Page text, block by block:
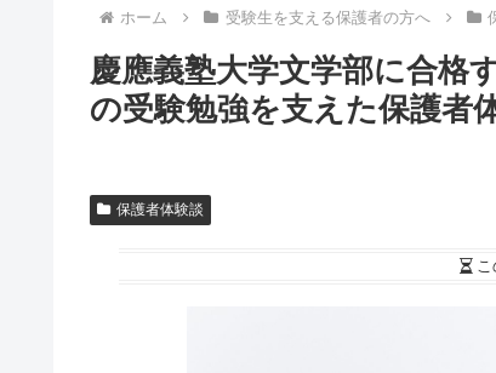
ホーム 受験生を支える保護者の方へ
慶應義塾大学文学部に合格
の受験勉強を支えた保護者
保護者体験談
こ